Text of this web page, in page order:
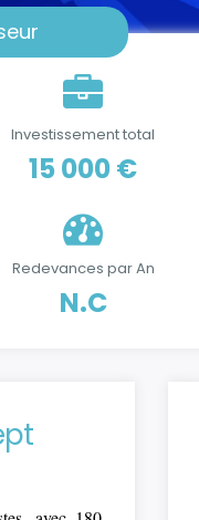
Investissement total
15 000 €
Redevances par An
N.C